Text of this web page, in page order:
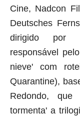
Cine, Nadcon
Deutsches
dirigido por
responsável
nieve' com
Quarantine),
Redondo,
tormenta' a